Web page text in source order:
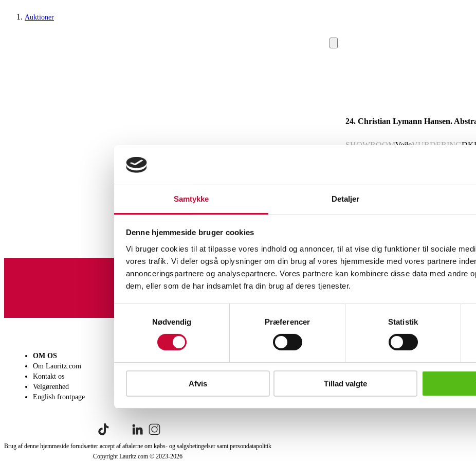
Samtykke Detaljer
Denne hjemmeside bruger cookies
Vi bruger cookies til at tilpasse vores indhold og annoncer, til at vise dig funktioner til sociale
vores trafik. Vi deler også oplysninger om din brug af vores hjemmeside med vores partnere
annonceringspartnere og analysepartnere. Vores partnere kan kombinere disse data med andre
dem, eller som de har indsamlet fra din brug af deres tjenester.
Nødvendig
Præferencer Statistik
Afvis Tillad valgte
Auktioner
24. Christian Lymann Hansen.
SHOWROOMVejleVURDERING
Christian Lymann Hansen (1927-2000).
Lignende varer
Tilmeld dig vores nyhedsbrev og modtag nyheder samt tilbud direkte i din email.
OM OS
Om Lauritz.com
Kontakt os
Velgørenhed
English frontpage
Købsvilkår
Brug af denne hjemmeside forudsætter accept af aftalerne om købs- og salgsbetingelser samt persondatapolitik
Copyright Lauritz.com © 2023-2026